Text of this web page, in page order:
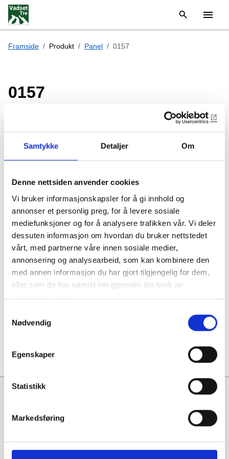
Samtykke Detaljer Om
Denne nettsiden anvender cookies
Vi bruker informasjonskapsler for å gi innhold og
annonser et personlig preg, for å levere sosiale
mediefunksjoner og for å analysere trafikken vår. Vi deler
dessuten informasjon om hvordan du bruker nettstedet
vårt, med partnerne våre innen sosiale medier,
annonsering og analysearbeid, som kan kombinere den
med annen informasjon du har gjort tilgjengelig for dem,
eller som de har samlet inn gjennom din bruk av
tjenestene deres.
Nødvendig
Egenskaper
Statistikk
Markedsføring
Framside Produkt Panel 0157
0157
7" rustikkpanel med skrå kant.
Byggebredde 158mm
6,33 løpemeter per m2
Bestillingvare
Produktet kan lages i mange forskjellige utførelser, men vi
har ikke mulighet til å lagerføre alt. Vi gir gjerne tilbud på
dine ønsker.
Ta gjerne kontakt for mer informasjon og tilbud.
ellerpost@vadset.no
Åpningstider